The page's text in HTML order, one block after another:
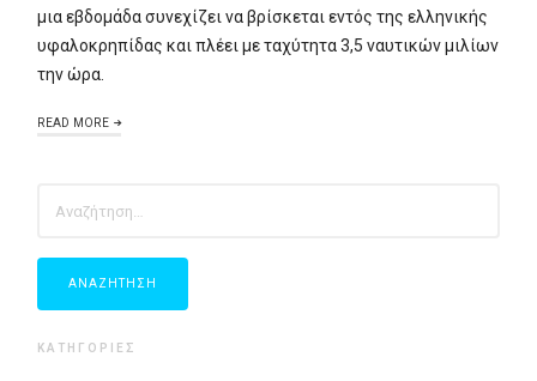
μια εβδομάδα συνεχίζει να βρίσκεται εντός της ελληνικής
υφαλοκρηπίδας και πλέει με ταχύτητα 3,5 ναυτικών μιλίων
την ώρα.
READ MORE
ΓΙΑ:
ΚΑΤΗΓΟΡΙΕΣ